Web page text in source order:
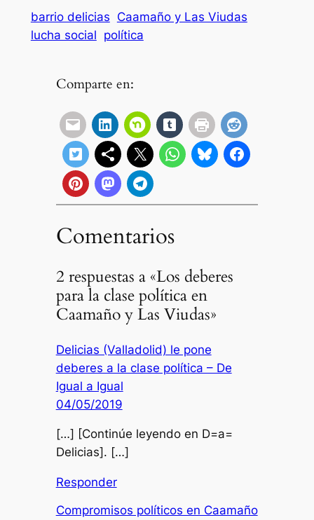
barrio delicias Caamaño y Las Viudas
lucha social política
Comparte en:
Comentarios
2 respuestas a «Los deberes
para la clase política en
Caamaño y Las Viudas»
Delicias (Valladolid) le pone
deberes a la clase política – De
Igual a Igual
04/05/2019
[…] [Continúe leyendo en D=a=
Delicias]. […]
Responder
Compromisos políticos en Caamaño